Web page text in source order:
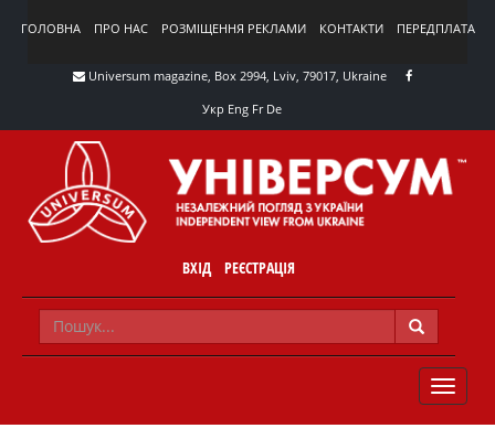
ГОЛОВНА ПРО НАС РОЗМІЩЕННЯ РЕКЛАМИ КОНТАКТИ ПЕРЕДПЛАТА
Universum magazine, Box 2994, Lviv, 79017, Ukraine
Укр Eng Fr De
ВХІД РЕЄСТРАЦІЯ
TOGGLE